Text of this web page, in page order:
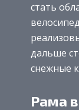
стать
дальше
снежные
Рама